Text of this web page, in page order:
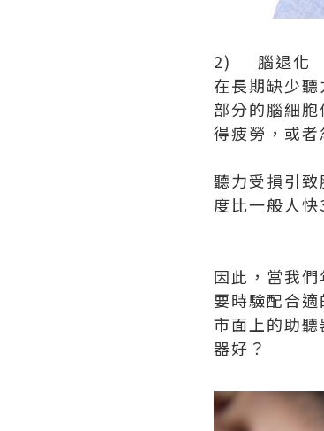
2) 腦退化
在長期缺少
部分的腦細
得疲勞，或者
聽力受損引
度比一般人快
因此，當我
要時驗配合適
市面上的助
器好？